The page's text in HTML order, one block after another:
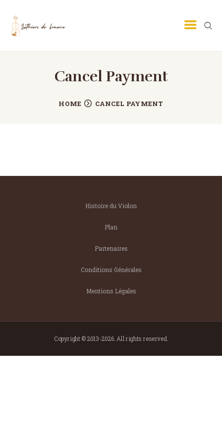
Cancel Payment
HOME CANCEL PAYMENT
LUTHIER GUITARE
LUTHIER VIOLON
Histoire du Violon
Plan
Partenaires
Conditions Générales
Mentions Légales
Copyright © 2013-2026. All rights reserved.